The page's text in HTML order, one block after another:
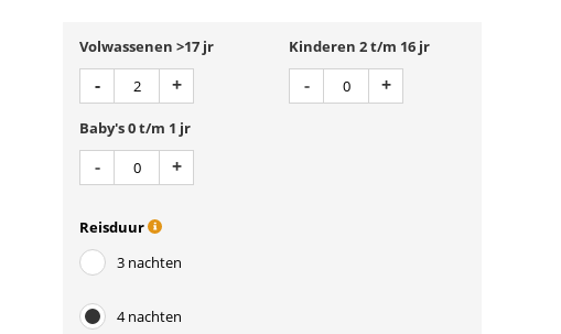
Volwassenen >17 jr
-Min 1 +Plus 1
Kinderen 2 t/m 16 jr
-Min 1 +Plus 1
Baby's 0 t/m 1 jr
-Min 1 +Plus 1
Reisduur
3 nachten
4 nachten